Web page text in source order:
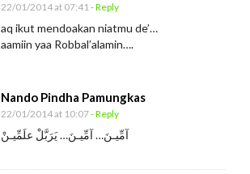
22/01/2014 at 07:41- Reply
aq ikut mendoakan niatmu de’…
aamiin yaa Robbal’alamin….
Nando Pindha Pamungkas
22/01/2014 at 10:07- Reply
آمِّيـنَ… آمِّيـنَ… يَرَبَّلْ علَمِّيـنْ